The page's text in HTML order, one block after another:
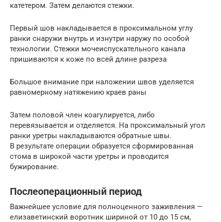
катетером. Затем делаются стежки.
Первый шов накладывается в проксимальном углу
ранки снаружи внутрь и изнутри наружу по особой
технологии. Стежки мочеиспускательного канала
пришиваются к коже по всей длине разреза
Большое внимание при наложении швов уделяется
равномерному натяжению краев раны
Затем половой член коагулируется, либо
перевязывается и отделяется. На проксимальный угол
ранки уретры накладываются обратные швы.
В результате операции образуется сформированная
стома в широкой части уретры и проводится
бужирование.
Послеоперационный период
Важнейшее условие для полноценного заживления —
елизаветинский воротник шириной от 10 до 15 см,